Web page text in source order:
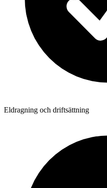
Eldragning och driftsättning